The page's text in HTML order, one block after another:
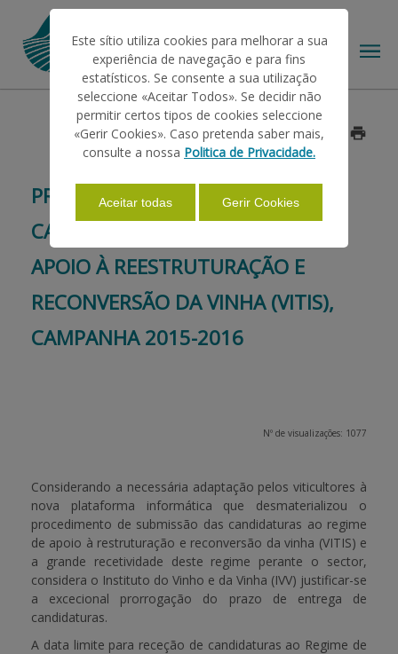
AJUDAS/APOIOS
INFORMAÇÕES
ESTATÍSTICAS
Entrar / Registar
PRORROGAÇÃO DO PRAZO DE
CANDIDATURAS AO REGIME DE
APOIO À REESTRUTURAÇÃO E
RECONVERSÃO DA VINHA (VITIS),
CAMPANHA 2015-2016
Data: 2015/01/22
Nº de visualizações: 1077
Considerando a necessária adaptação pelos viticultores à
nova plataforma informática que desmaterializou o
procedimento de submissão das candidaturas ao regime
de apoio à restruturação e reconversão da vinha (VITIS) e
a grande recetividade deste regime perante o sector,
considera o Instituto do Vinho e da Vinha (IVV) justificar-se
a excecional prorrogação do prazo de entrega de
candidaturas.
A data limite para receção de candidaturas ao Regime de
Este sítio utiliza cookies para melhorar a sua
experiência de navegação e para fins
estatísticos. Se consente a sua utilização
seleccione «Aceitar Todos». Se decidir não
permitir certos tipos de cookies seleccione
«Gerir Cookies». Caso pretenda saber mais,
consulte a nossa Politica de Privacidade.
Aceitar todas Gerir Cookies